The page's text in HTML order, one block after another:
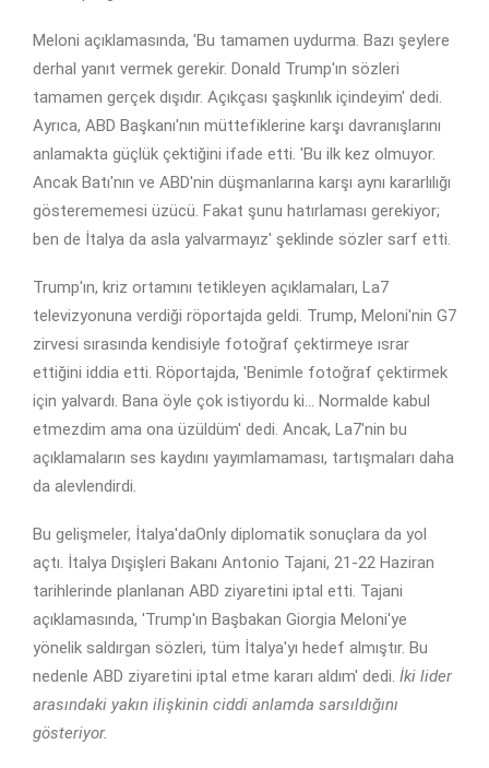
Meloni açıklamasında, 'Bu tamamen uydurma. Bazı şeylere
derhal yanıt vermek gerekir. Donald Trump'ın sözleri
tamamen gerçek dışıdır. Açıkçası şaşkınlık içindeyim' dedi.
Ayrıca, ABD Başkanı'nın müttefiklerine karşı davranışlarını
anlamakta güçlük çektiğini ifade etti. 'Bu ilk kez olmuyor.
Ancak Batı'nın ve ABD'nin düşmanlarına karşı aynı kararlılığı
gösterememesi üzücü. Fakat şunu hatırlaması gerekiyor;
ben de İtalya da asla yalvarmayız' şeklinde sözler sarf etti.
Trump'ın, kriz ortamını tetikleyen açıklamaları, La7
televizyonuna verdiği röportajda geldi. Trump, Meloni'nin G7
zirvesi sırasında kendisiyle fotoğraf çektirmeye ısrar
ettiğini iddia etti. Röportajda, 'Benimle fotoğraf çektirmek
için yalvardı. Bana öyle çok istiyordu ki... Normalde kabul
etmezdim ama ona üzüldüm' dedi. Ancak, La7'nin bu
açıklamaların ses kaydını yayımlamaması, tartışmaları daha
da alevlendirdi.
Bu gelişmeler, İtalya'daOnly diplomatik sonuçlara da yol
açtı. İtalya Dışişleri Bakanı Antonio Tajani, 21-22 Haziran
tarihlerinde planlanan ABD ziyaretini iptal etti. Tajani
açıklamasında, 'Trump'ın Başbakan Giorgia Meloni'ye
yönelik saldırgan sözleri, tüm İtalya'yı hedef almıştır. Bu
nedenle ABD ziyaretini iptal etme kararı aldım' dedi. İki lider
arasındaki yakın ilişkinin ciddi anlamda sarsıldığını
gösteriyor.